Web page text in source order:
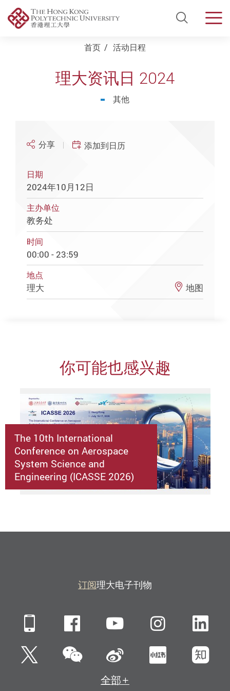
Open
首页 活动日程
理大资讯日 2024
其他
分享 添加到日历
日期
2024年10月12日
主办单位
教务处
时间
00:00 - 23:59
地点
理大 地图
你可能也感兴趣
The 10th International
Conference on Aerospace
System Science and
Engineering (ICASSE 2026)
订阅理大电子刊物
Mobile FacebookYouTube
Twitter微信 新浪微博小红书知
全部